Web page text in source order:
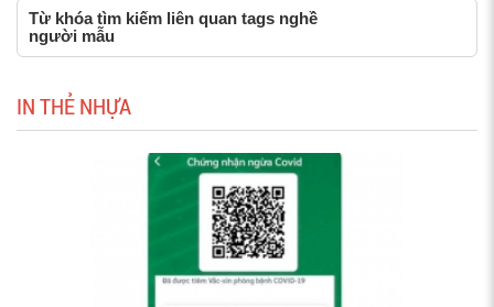
Từ khóa tìm kiếm liên quan tags nghề
người mẫu
IN THẺ NHỰA